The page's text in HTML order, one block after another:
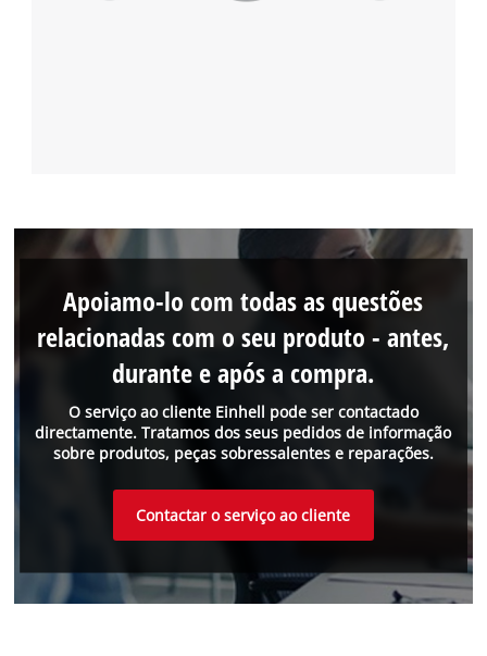
O serviço ao cliente Einhell pode ser contactado
directamente. Tratamos dos seus pedidos de informação
sobre produtos, peças sobressalentes e reparações.
Apoiamo-lo com todas as questões
relacionadas com o seu produto - antes,
durante e após a compra.
Contactar o serviço ao cliente